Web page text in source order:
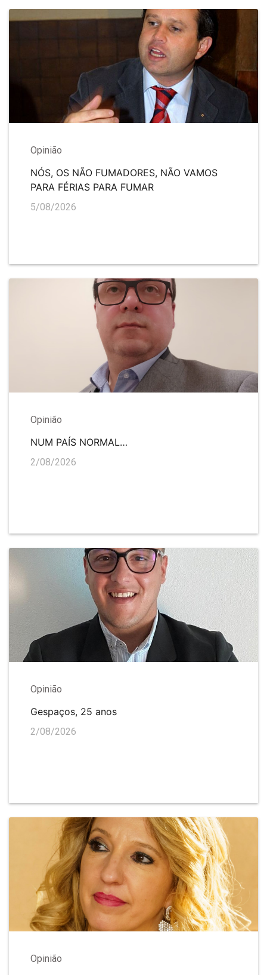
Opinião
NÓS, OS NÃO FUMADORES, NÃO VAMOS
PARA FÉRIAS PARA FUMAR
5/08/2026
Opinião
NUM PAÍS NORMAL…
2/08/2026
Opinião
Gespaços, 25 anos
2/08/2026
Opinião